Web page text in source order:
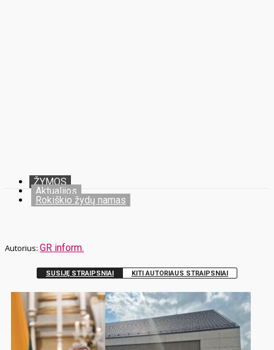
ŽYMOS
Aktualijos
Rokiškio žydų namas
GR inform.
SUSIJĘ STRAIPSNIAI KITI AUTORIAUS STRAIPSNIAI